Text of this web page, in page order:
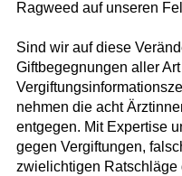
Ragweed auf unseren
Sind wir auf diese
Giftbegegnungen aller
nehmen die acht
entgegen. Mit Expertise
gegen Vergiftungen,
zwielichtigen Ratschläge